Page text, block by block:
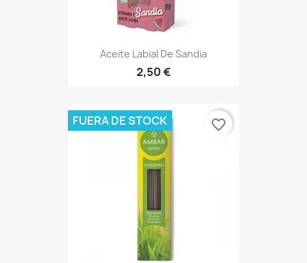
Aceite Labial De Sandia
2,50 €
FUERA DE STOCK favorite_border